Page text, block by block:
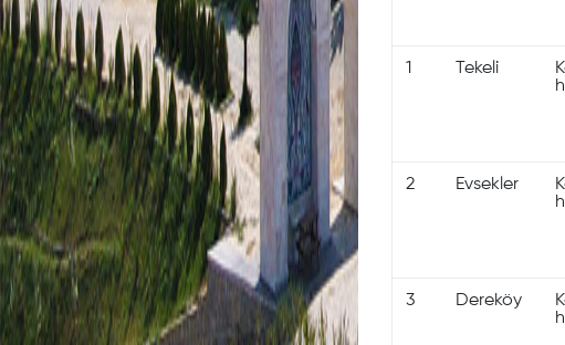
1 Tekeli
2 Evsekler
3 Dereköy